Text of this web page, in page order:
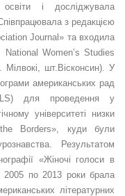
і досліджувала
з редакцією
Journal» та входила
National Women’s Studies
шт.Вісконсин). У
американських рад
для проведення у
університеті низки
Borders», куди були
Результатом
«Жіночі голоси в
2005 по 2013 роки брала
літературних